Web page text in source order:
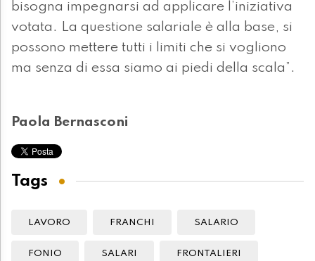
bisogna impegnarsi ad applicare l’iniziativa
votata. La questione salariale è alla base, si
possono mettere tutti i limiti che si vogliono
ma senza di essa siamo ai piedi della scala”.
Paola Bernasconi
Tags
LAVORO FRANCHI SALARIO
FONIO SALARI FRONTALIERI